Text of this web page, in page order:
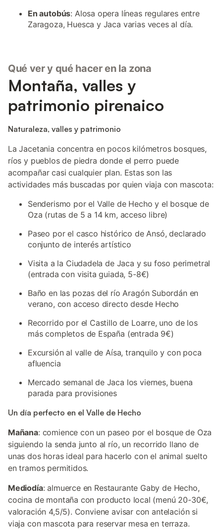
En autobús: Alosa opera líneas regulares entre
Zaragoza, Huesca y Jaca varias veces al día.
Qué ver y qué hacer en la zona
Montaña, valles y
patrimonio pirenaico
Naturaleza, valles y patrimonio
La Jacetania concentra en pocos kilómetros bosques,
ríos y pueblos de piedra donde el perro puede
acompañar casi cualquier plan. Estas son las
actividades más buscadas por quien viaja con mascota:
Senderismo por el Valle de Hecho y el bosque de
Oza (rutas de 5 a 14 km, acceso libre)
Paseo por el casco histórico de Ansó, declarado
conjunto de interés artístico
Visita a la Ciudadela de Jaca y su foso perimetral
(entrada con visita guiada, 5-8€)
Baño en las pozas del río Aragón Subordán en
verano, con acceso directo desde Hecho
Recorrido por el Castillo de Loarre, uno de los
más completos de España (entrada 9€)
Excursión al valle de Aísa, tranquilo y con poca
afluencia
Mercado semanal de Jaca los viernes, buena
parada para provisiones
Un día perfecto en el Valle de Hecho
Mañana: comience con un paseo por el bosque de Oza
siguiendo la senda junto al río, un recorrido llano de
unas dos horas ideal para hacerlo con el animal suelto
en tramos permitidos.
Mediodía: almuerce en Restaurante Gaby de Hecho,
cocina de montaña con producto local (menú 20-30€,
valoración 4,5/5). Conviene avisar con antelación si
viaja con mascota para reservar mesa en terraza.